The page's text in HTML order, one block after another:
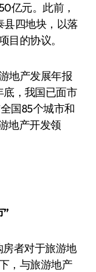
亿元。此前，
县四地块，以落
目的协议。
地产发展年报
底，我国已面市
国85个城市和
地产开发领
”
者对于旅游地
，与旅游地产